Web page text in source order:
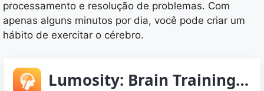
processamento e resolução de problemas. Com
apenas alguns minutos por dia, você pode criar um
hábito de exercitar o cérebro.
Lumosity: Brain Training Games